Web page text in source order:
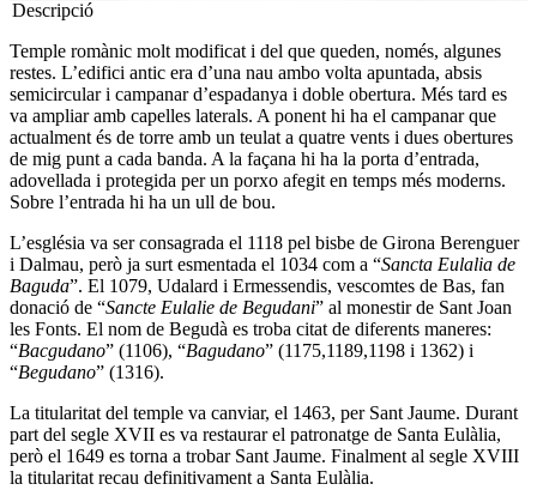
Descripció
Temple romànic molt modificat i del que queden, només, algunes
restes. L’edifici antic era d’una nau ambo volta apuntada, absis
semicircular i campanar d’espadanya i doble obertura. Més tard es
va ampliar amb capelles laterals. A ponent hi ha el campanar que
actualment és de torre amb un teulat a quatre vents i dues obertures
de mig punt a cada banda. A la façana hi ha la porta d’entrada,
adovellada i protegida per un porxo afegit en temps més moderns.
Sobre l’entrada hi ha un ull de bou.
L’església va ser consagrada el 1118 pel bisbe de Girona Berenguer
i Dalmau, però ja surt esmentada el 1034 com a “Sancta Eulalia de
Baguda”. El 1079, Udalard i Ermessendis, vescomtes de Bas, fan
donació de “Sancte Eulalie de Begudani” al monestir de Sant Joan
les Fonts. El nom de Begudà es troba citat de diferents maneres:
“Bacgudano” (1106), “Bagudano” (1175,1189,1198 i 1362) i
“Begudano” (1316).
La titularitat del temple va canviar, el 1463, per Sant Jaume. Durant
part del segle XVII es va restaurar el patronatge de Santa Eulàlia,
però el 1649 es torna a trobar Sant Jaume. Finalment al segle XVIII
la titularitat recau definitivament a Santa Eulàlia.